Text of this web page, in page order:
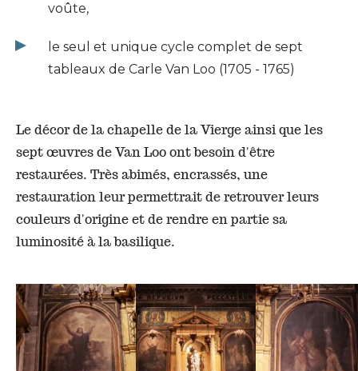
voûte,
le seul et unique cycle complet de sept
tableaux de Carle Van Loo (1705 - 1765)
Le décor de la chapelle de la Vierge ainsi que les
sept œuvres de Van Loo ont besoin d'être
restaurées. Très abimés, encrassés, une
restauration leur permettrait de retrouver leurs
couleurs d'origine et de rendre en partie sa
luminosité à la basilique.